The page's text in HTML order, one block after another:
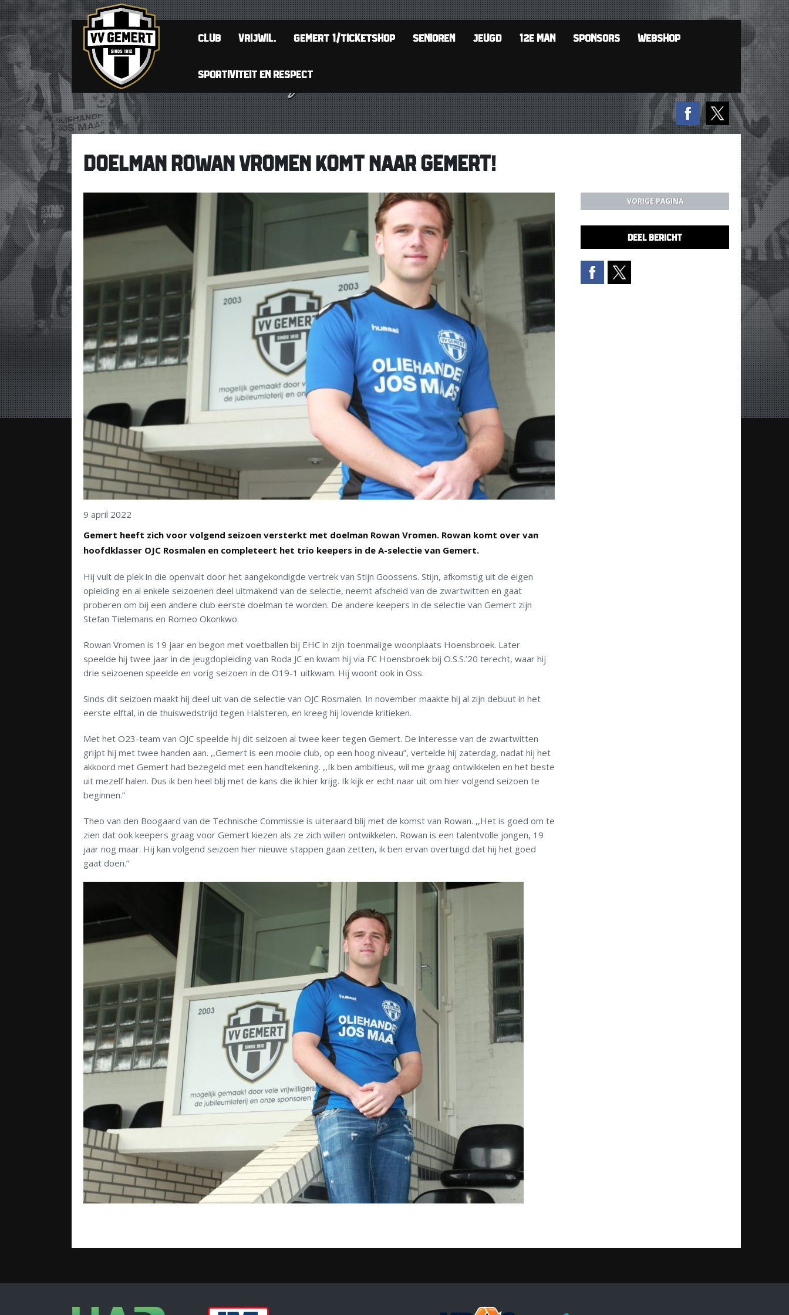
CLUB VRIJWIL. GEMERT 1/TICKETSHOP SENIOREN JEUGD 12E MAN SPONSORS WEBSHOP
SPORTIVITEIT EN RESPECT
DOELMAN ROWAN VROMEN KOMT NAAR GEMERT!
9 april 2022
Gemert heeft zich voor volgend seizoen versterkt met doelman Rowan Vromen. Rowan komt over van
hoofdklasser OJC Rosmalen en completeert het trio keepers in de A-selectie van Gemert.
Hij vult de plek in die openvalt door het aangekondigde vertrek van Stijn Goossens. Stijn, afkomstig uit de eigen
opleiding en al enkele seizoenen deel uitmakend van de selectie, neemt afscheid van de zwartwitten en gaat
proberen om bij een andere club eerste doelman te worden. De andere keepers in de selectie van Gemert zijn
Stefan Tielemans en Romeo Okonkwo.
Rowan Vromen is 19 jaar en begon met voetballen bij EHC in zijn toenmalige woonplaats Hoensbroek. Later
speelde hij twee jaar in de jeugdopleiding van Roda JC en kwam hij via FC Hoensbroek bij O.S.S.’20 terecht, waar hij
drie seizoenen speelde en vorig seizoen in de O19-1 uitkwam. Hij woont ook in Oss.
Sinds dit seizoen maakt hij deel uit van de selectie van OJC Rosmalen. In november maakte hij al zijn debuut in het
eerste elftal, in de thuiswedstrijd tegen Halsteren, en kreeg hij lovende kritieken.
Met het O23-team van OJC speelde hij dit seizoen al twee keer tegen Gemert. De interesse van de zwartwitten
grijpt hij met twee handen aan. ,,Gemert is een mooie club, op een hoog niveau”, vertelde hij zaterdag, nadat hij het
akkoord met Gemert had bezegeld met een handtekening. ,,Ik ben ambitieus, wil me graag ontwikkelen en het beste
uit mezelf halen. Dus ik ben heel blij met de kans die ik hier krijg. Ik kijk er echt naar uit om hier volgend seizoen te
beginnen.”
Theo van den Boogaard van de Technische Commissie is uiteraard blij met de komst van Rowan. ,,Het is goed om te
zien dat ook keepers graag voor Gemert kiezen als ze zich willen ontwikkelen. Rowan is een talentvolle jongen, 19
jaar nog maar. Hij kan volgend seizoen hier nieuwe stappen gaan zetten, ik ben ervan overtuigd dat hij het goed
gaat doen.”
VORIGE PAGINA
DEEL BERICHT